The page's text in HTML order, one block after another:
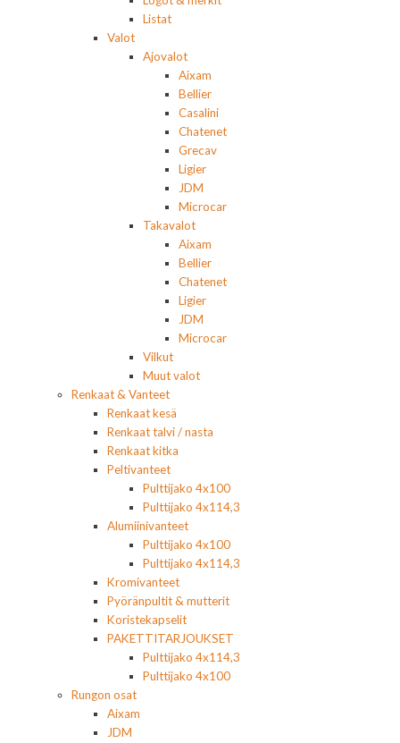
Listat
Valot
Ajovalot
Aixam
Bellier
Casalini
Chatenet
Grecav
Ligier
JDM
Microcar
Takavalot
Aixam
Bellier
Chatenet
Ligier
JDM
Microcar
Vilkut
Muut valot
Renkaat & Vanteet
Renkaat kesä
Renkaat talvi / nasta
Renkaat kitka
Peltivanteet
Pulttijako 4x100
Pulttijako 4x114,3
Alumiinivanteet
Pulttijako 4x100
Pulttijako 4x114,3
Kromivanteet
Pyöränpultit & mutterit
Koristekapselit
PAKETTITARJOUKSET
Pulttijako 4x114,3
Pulttijako 4x100
Rungon osat
Aixam
JDM